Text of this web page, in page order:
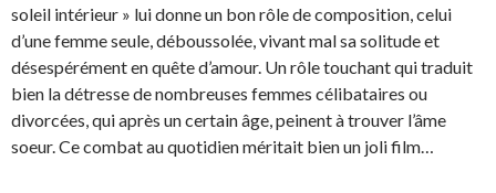
soleil intérieur » lui donne un bon rôle de composition, celui
d’une femme seule, déboussolée, vivant mal sa solitude et
désespérément en quête d’amour. Un rôle touchant qui traduit
bien la détresse de nombreuses femmes célibataires ou
divorcées, qui après un certain âge, peinent à trouver l’âme
soeur. Ce combat au quotidien méritait bien un joli film…